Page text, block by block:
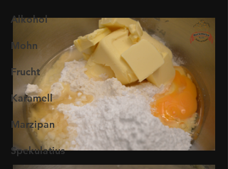
Alkohol
Mohn
Frucht
Karamell
Marzipan
Spekulatius